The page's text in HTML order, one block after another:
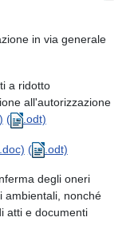
in via generale
a ridotto
all'autorizzazione
( .odt)
( .odt)
degli oneri
ambientali, nonché
atti e documenti